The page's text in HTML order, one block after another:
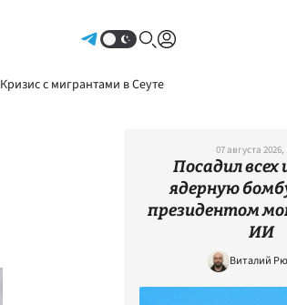
Кризис с мигрантами в Сеуте
07 августа 2026,
Посадил всех
ядерную
президентом
ИИ
Виталий